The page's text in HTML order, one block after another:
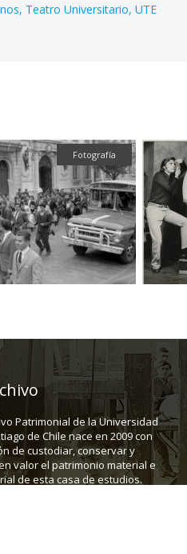
Teatro Universitario UTE
Fotografía
Patrimonial de la Universidad
de Chile nace en 2009 con
de custodiar, conservar y
valor el patrimonio material e
de esta casa de estudios.